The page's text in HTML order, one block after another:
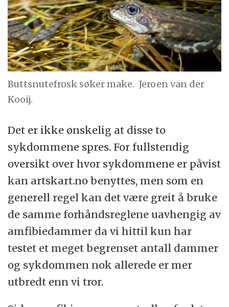
Buttsnutefrosk søker make. Jeroen van der
Kooij.
Det er ikke ønskelig at disse to
sykdommene spres. For fullstendig
oversikt over hvor sykdommene er påvist
kan artskart.no benyttes, men som en
generell regel kan det være greit å bruke
de samme forhåndsreglene uavhengig av
amfibiedammer da vi hittil kun har
testet et meget begrenset antall dammer
og sykdommen nok allerede er mer
utbredt enn vi tror.